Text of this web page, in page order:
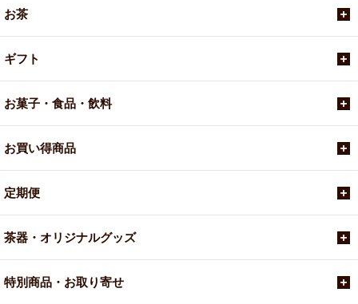
お茶
ギフト
お菓子・食品・飲料
お買い得商品
定期便
茶器・オリジナルグッズ
特別商品・お取り寄せ